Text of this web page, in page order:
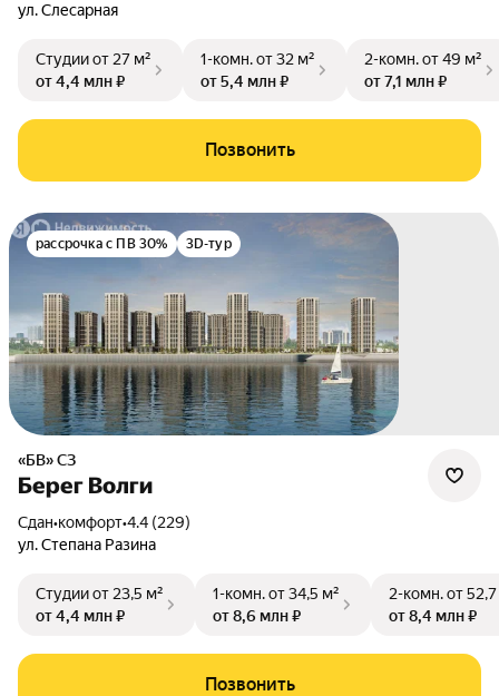
ул. Слесарная
Студииот 27 м²
от 4,4 млн ₽
1-комн.от 32 м²
от 5,4 млн ₽
2-комн.от 49 м²
от 7,1 млн ₽
Позвонить
рассрочка с ПВ 30% 3D-тур
«БВ» СЗ
Берег Волги
Сдан•комфорт•4.4 (229)
ул. Степана Разина
Студииот 23,5 м²
от 4,4 млн ₽
1-комн.от 34,5 м²
от 8,6 млн ₽
2-комн.от
от 8,4 млн ₽
Позвонить